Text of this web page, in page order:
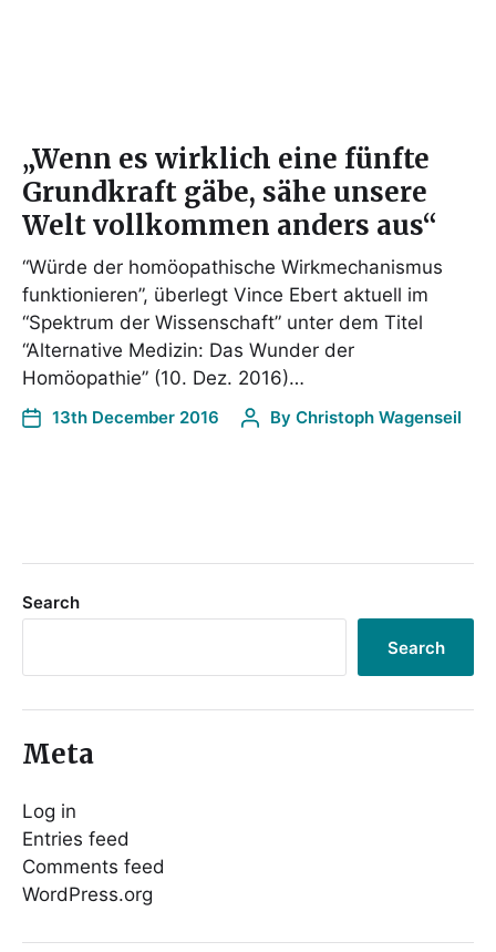
„Wenn es wirklich eine fünfte
Grundkraft gäbe, sähe unsere
Welt vollkommen anders aus“
“Würde der homöopathische Wirkmechanismus
funktionieren”, überlegt Vince Ebert aktuell im
“Spektrum der Wissenschaft” unter dem Titel
“Alternative Medizin: Das Wunder der
Homöopathie” (10. Dez. 2016)…
13th December 2016 By Christoph Wagenseil
Search
Search
Meta
Log in
Entries feed
Comments feed
WordPress.org